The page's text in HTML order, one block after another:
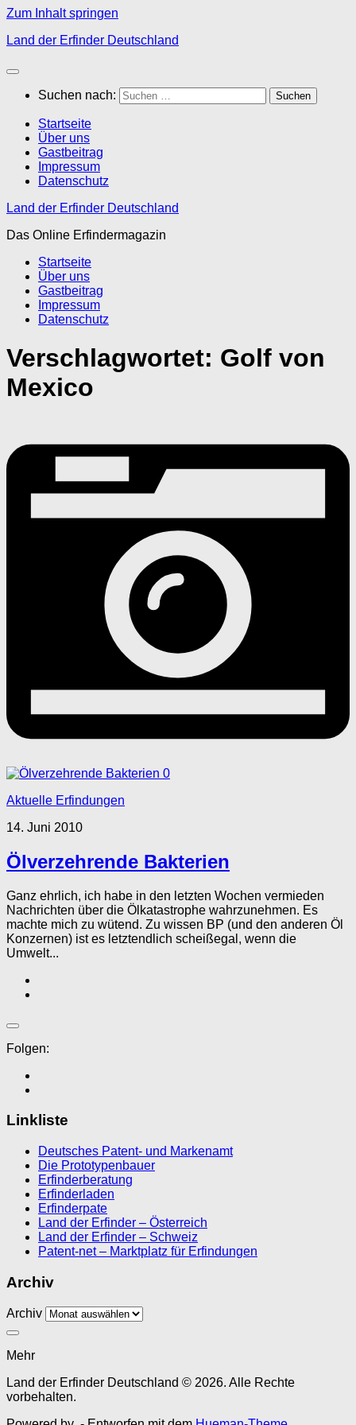
Zum Inhalt springen
Land der Erfinder Deutschland
Suchen nach:
Startseite
Über uns
Gastbeitrag
Impressum
Datenschutz
Land der Erfinder Deutschland
Das Online Erfindermagazin
Startseite
Über uns
Gastbeitrag
Impressum
Datenschutz
Verschlagwortet: Golf von
Mexico
0
Aktuelle Erfindungen
14. Juni 2010
Ölverzehrende Bakterien
Ganz ehrlich, ich habe in den letzten Wochen vermieden
Nachrichten über die Ölkatastrophe wahrzunehmen. Es
machte mich zu wütend. Zu wissen BP (und den anderen Öl
Konzernen) ist es letztendlich scheißegal, wenn die
Umwelt...
Folgen:
Linkliste
Deutsches Patent- und Markenamt
Die Prototypenbauer
Erfinderberatung
Erfinderladen
Erfinderpate
Land der Erfinder – Österreich
Land der Erfinder – Schweiz
Patent-net – Marktplatz für Erfindungen
Archiv
Archiv
Mehr
Land der Erfinder Deutschland © 2026. Alle Rechte
vorbehalten.